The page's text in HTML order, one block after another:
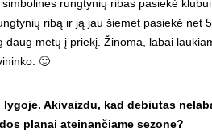
rungtynių ribas pasiekė
ribą ir ją jau šiemet pasiekė net
metų į priekį. Žinoma, labai
🙂
Akivaizdu, kad debiutas
planai ateinančiame sezone?